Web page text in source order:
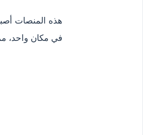
هذه المنصات
في مكان واحد،